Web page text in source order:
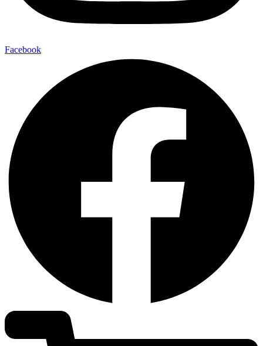
Facebook